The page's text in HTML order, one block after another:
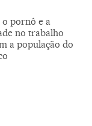
pornô e a
no trabalho
a população do